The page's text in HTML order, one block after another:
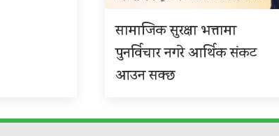
सामाजिक सुरक्षा भत्तामा
पुनर्विचार नगरे आर्थिक संकट
आउन सक्छ